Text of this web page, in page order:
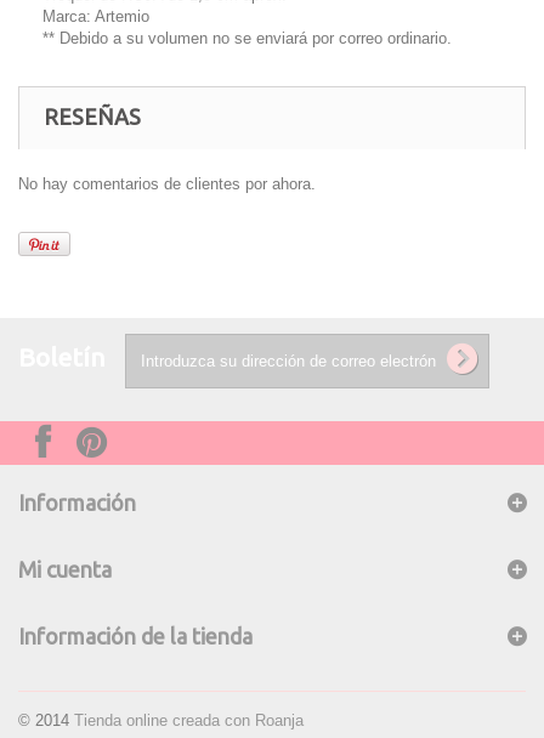
Marca: Artemio
** Debido a su volumen no se enviará por correo ordinario.
RESEÑAS
No hay comentarios de clientes por ahora.
Información
© 2014 Tienda online creada con Roanja
Mi cuenta
Información de la tienda